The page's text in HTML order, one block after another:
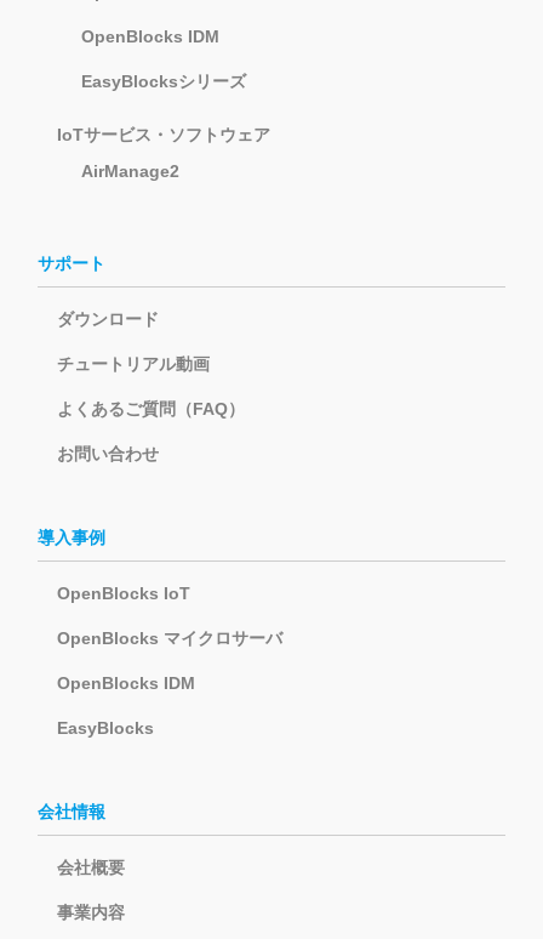
OpenBlocks IDM
EasyBlocksシリーズ
IoTサービス・ソフトウェア
AirManage2
サポート
ダウンロード
チュートリアル動画
よくあるご質問（FAQ）
お問い合わせ
導入事例
OpenBlocks IoT
OpenBlocks マイクロサーバ
OpenBlocks IDM
EasyBlocks
会社情報
会社概要
事業内容